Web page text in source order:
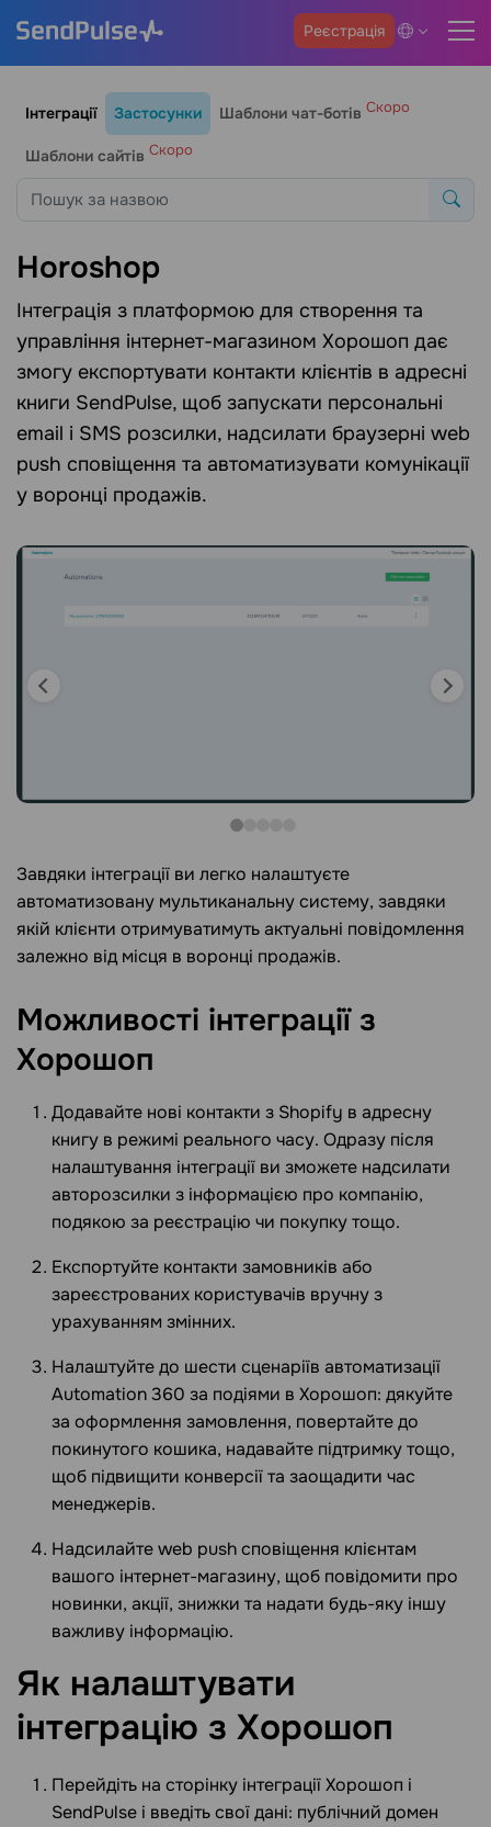
Реєстрація
Інтеграції Застосунки Шаблони чат-ботів Скоро
Шаблони сайтів Скоро
Horoshop
Інтеграція з платформою для створення та
управління інтернет-магазином Хорошоп дає
змогу експортувати контакти клієнтів в адресні
книги SendPulse, щоб запускати персональні
email і SMS розсилки, надсилати браузерні web
push сповіщення та автоматизувати комунікації
у воронці продажів.
Завдяки інтеграції ви легко налаштуєте
автоматизовану мультиканальну систему, завдяки
якій клієнти отримуватимуть актуальні повідомлення
залежно від місця в воронці продажів.
Можливості інтеграції з
Хорошоп
Додавайте нові контакти з Shopify в адресну
книгу в режимі реального часу. Одразу після
налаштування інтеграції ви зможете надсилати
авторозсилки з інформацією про компанію,
подякою за реєстрацію чи покупку тощо.
Експортуйте контакти замовників або
зареєстрованих користувачів вручну з
урахуванням змінних.
Налаштуйте до шести сценаріїв автоматизації
Automation 360 за подіями в Хорошоп: дякуйте
за оформлення замовлення, повертайте до
покинутого кошика, надавайте підтримку тощо,
щоб підвищити конверсії та заощадити час
менеджерів.
Надсилайте web push сповіщення клієнтам
вашого інтернет-магазину, щоб повідомити про
новинки, акції, знижки та надати будь-яку іншу
важливу інформацію.
Як налаштувати
інтеграцію з Хорошоп
Перейдіть на сторінку інтеграції Хорошоп і
SendPulse і введіть свої дані: публічний домен